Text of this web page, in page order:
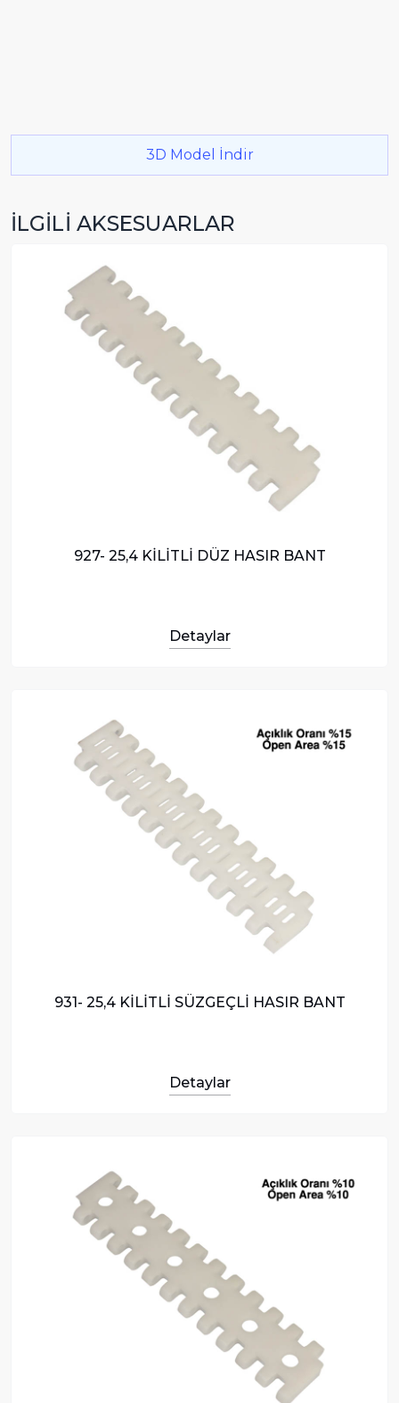
3D Model İndir
İLGİLİ AKSESUARLAR
927- 25,4 KİLİTLİ DÜZ HASIR BANT
Detaylar
931- 25,4 KİLİTLİ SÜZGEÇLİ HASIR BANT
Detaylar